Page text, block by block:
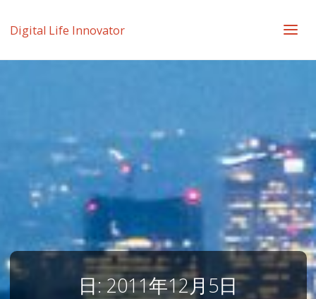
Digital Life Innovator
日:2011年12月5日